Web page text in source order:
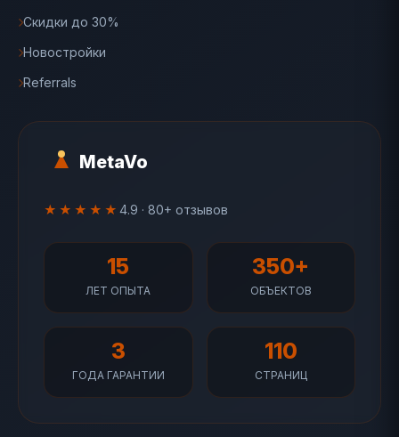
MetaVo
★★★★★ 4.9 · 80+ отзывов
15
ЛЕТ ОПЫТА
350+
ОБЪЕКТОВ
3
ГОДА ГАРАНТИИ
110
СТРАНИЦ
Скидки до 30%
Новостройки
Referrals